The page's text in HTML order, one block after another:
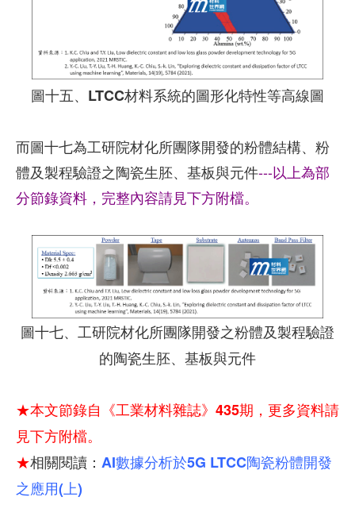
圖十五、LTCC材料系統的圖形化特性等高線圖
而圖十七為工研院材化所團隊開發的粉體結構、粉
體及製程驗證之陶瓷生胚、基板與元件---以上為部
分節錄資料，完整內容請見下方附檔。
圖十七、工研院材化所團隊開發之粉體及製程驗證
的陶瓷生胚、基板與元件
★本文節錄自《工業材料雜誌》435期，更多資料請
見下方附檔。
★相關閱讀： AI數據分析於5G LTCC陶瓷粉體開發
之應用(上)